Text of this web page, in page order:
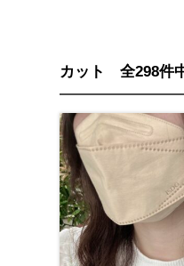
カット 全298件